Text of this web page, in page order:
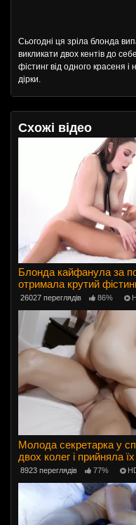
Сьогодні ця зріла блонда
викликати двох кентів до
фістинг від одного красеня
дірки.
Схожі відео
Блонда кайфанула за
отримала крутий
лесбіянки
26027 переглядів 86%
Молода секретарка у
двох колег і прийняла
щілини
8923 переглядів 77%